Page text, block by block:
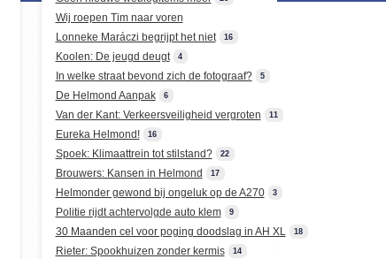
Wij roepen Tim naar voren
Lonneke Maráczi begrijpt het niet
16
Koolen: De jeugd deugt 4
In welke straat bevond zich de fotograaf? 5
De Helmond Aanpak 6
Van der Kant: Verkeersveiligheid vergroten 11
Eureka Helmond! 16
Spoek: Klimaattrein tot stilstand? 22
Brouwers: Kansen in Helmond 17
Helmonder gewond bij ongeluk op de A270 3
Politie rijdt achtervolgde auto klem 9
30 Maanden cel voor poging doodslag in AH XL 18
Rieter: Spookhuizen zonder kermis 14